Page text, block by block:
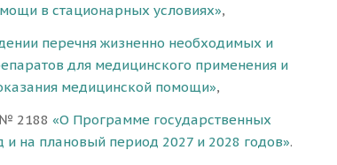
в стационарных условиях»,
перечня жизненно необходимых и
для медицинского применения и
медицинской помощи»,
2188 «О Программе государственных
на плановый период 2027 и 2028 годов».